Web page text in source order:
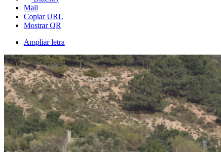
Mail
Copiar URL
Mostrar QR
Ampliar letra